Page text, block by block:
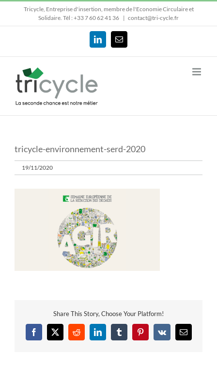
contenu
Tricycle, Entreprise d'insertion, membre de l'Economie Circulaire et
Solidaire. Tél : +33 7 60 62 41 36 | contact@tri-cycle.fr
LinkedInEmail
tricycle-environnement-serd-2020
19/11/2020
Share This Story, Choose Your Platform!
Facebook
X RedditLinkedInTumblrPinterest
Vk Email